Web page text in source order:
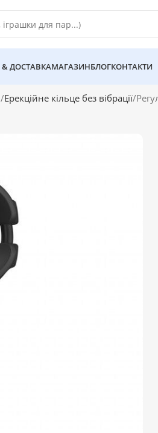
ДОСТАВКАМАГАЗИНБЛОГКОНТАКТИ
Ерекційне кільце без вібрації